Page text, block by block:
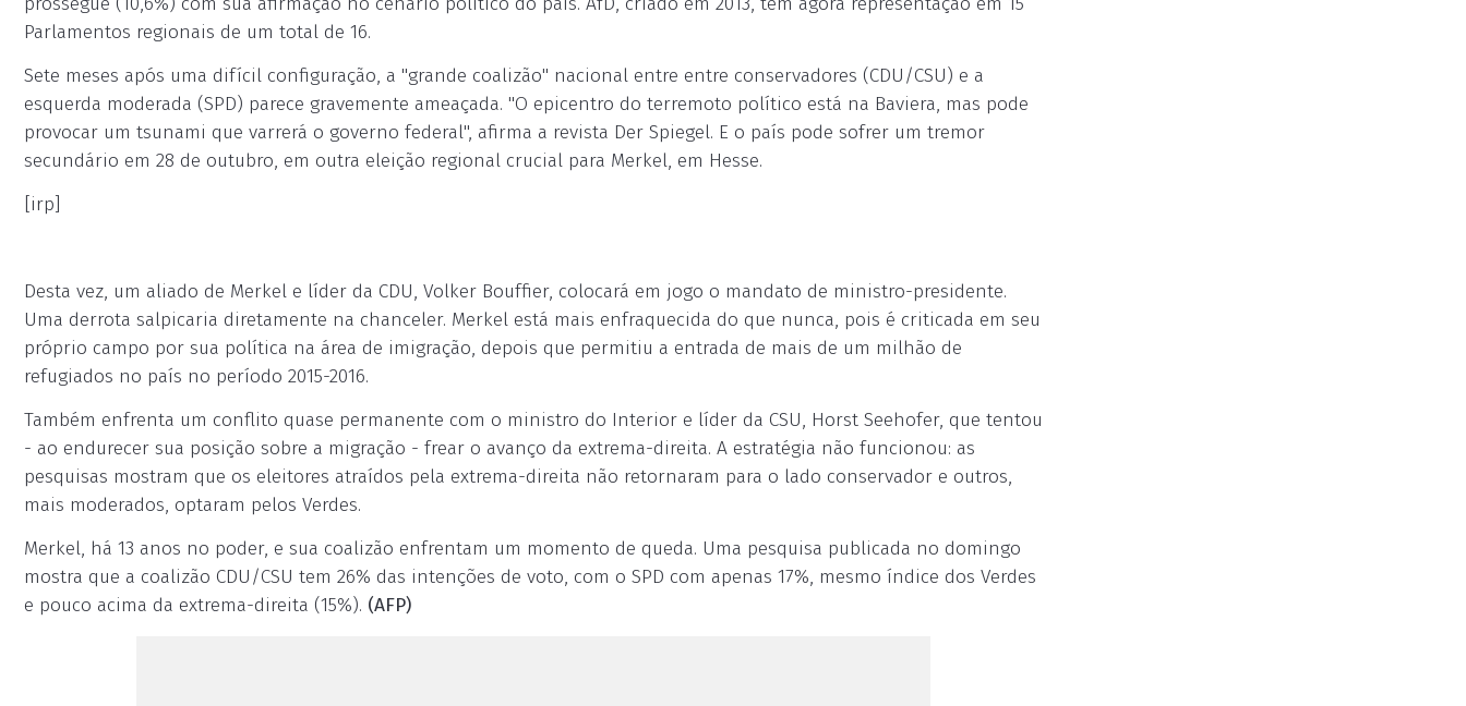
Parlamentos regionais de um total de 16.
Sete meses após uma difícil configuração, a "grande coalizão" nacional entre entre conservadores (CDU/CSU) e a
esquerda moderada (SPD) parece gravemente ameaçada. "O epicentro do terremoto político está na Baviera, mas pode
provocar um tsunami que varrerá o governo federal", afirma a revista Der Spiegel. E o país pode sofrer um tremor
secundário em 28 de outubro, em outra eleição regional crucial para Merkel, em Hesse.
[irp]
Desta vez, um aliado de Merkel e líder da CDU, Volker Bouffier, colocará em jogo o mandato de ministro-presidente.
Uma derrota salpicaria diretamente na chanceler. Merkel está mais enfraquecida do que nunca, pois é criticada em seu
próprio campo por sua política na área de imigração, depois que permitiu a entrada de mais de um milhão de
refugiados no país no período 2015-2016.
Também enfrenta um conflito quase permanente com o ministro do Interior e líder da CSU, Horst Seehofer, que tentou
- ao endurecer sua posição sobre a migração - frear o avanço da extrema-direita. A estratégia não funcionou: as
pesquisas mostram que os eleitores atraídos pela extrema-direita não retornaram para o lado conservador e outros,
mais moderados, optaram pelos Verdes.
Merkel, há 13 anos no poder, e sua coalizão enfrentam um momento de queda. Uma pesquisa publicada no domingo
mostra que a coalizão CDU/CSU tem 26% das intenções de voto, com o SPD com apenas 17%, mesmo índice dos Verdes
e pouco acima da extrema-direita (15%). (AFP)